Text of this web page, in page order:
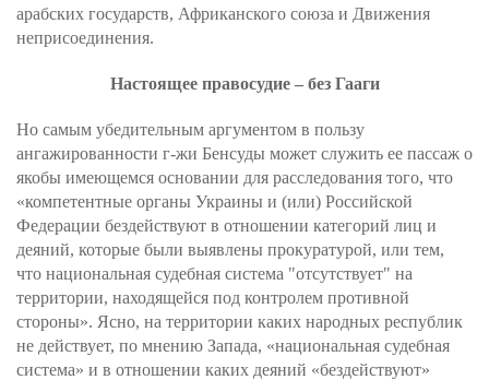
арабских государств, Африканского союза и Движения
неприсоединения.
Настоящее правосудие – без Гааги
Но самым убедительным аргументом в пользу
ангажированности г-жи Бенсуды может служить ее пассаж о
якобы имеющемся основании для расследования того, что
«компетентные органы Украины и (или) Российской
Федерации бездействуют в отношении категорий лиц и
деяний, которые были выявлены прокуратурой, или тем,
что национальная судебная система "отсутствует" на
территории, находящейся под контролем противной
стороны». Ясно, на территории каких народных республик
не действует, по мнению Запада, «национальная судебная
система» и в отношении каких деяний «бездействуют»